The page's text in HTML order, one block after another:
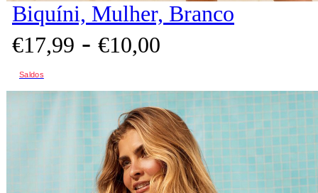
Biquíni, Mulher, Branco
€17,99 - €10,00
Saldos